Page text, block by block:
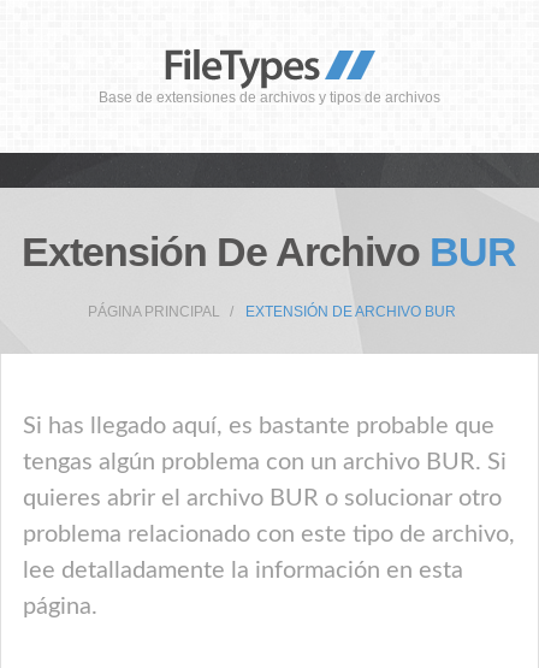
Base de extensiones de archivos y tipos de archivos
Extensión De Archivo BUR
PÁGINA PRINCIPAL EXTENSIÓN DE ARCHIVO BUR
Si has llegado aquí, es bastante probable que
tengas algún problema con un archivo BUR. Si
quieres abrir el archivo BUR o solucionar otro
problema relacionado con este tipo de archivo,
lee detalladamente la información en esta
página.